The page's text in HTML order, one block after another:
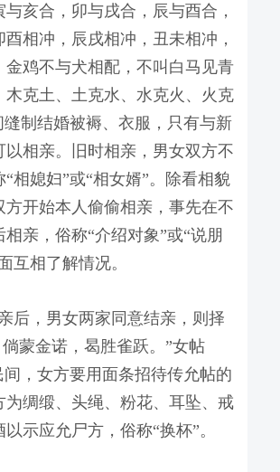
亥合，卯与戌合，辰与酉合，
相冲，辰戌相冲，丑未相冲，
鸡不与犬相配，不叫白马见青
克土、土克水、水克火、火克
制结婚被褥、衣服，只有与新
相亲。旧时相亲，男女双方不
相媳妇”或“相女婿”。除看相貌
开始本人偷偷相亲，事先在不
亲，俗称“介绍对象”或“说朋
互相了解情况。
后，男女两家同意结亲，则择
蒙金诺，曷胜雀跃。”女帖
，女方要用面条招待传允帖的
绸缎、头绳、粉花、耳坠、戒
示应允尸方，俗称“换杯”。